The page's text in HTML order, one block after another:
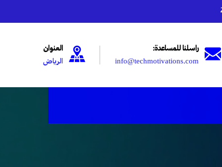
راسلنا للمساعدة:
info@techmotivations.com
العنوان
الرياض